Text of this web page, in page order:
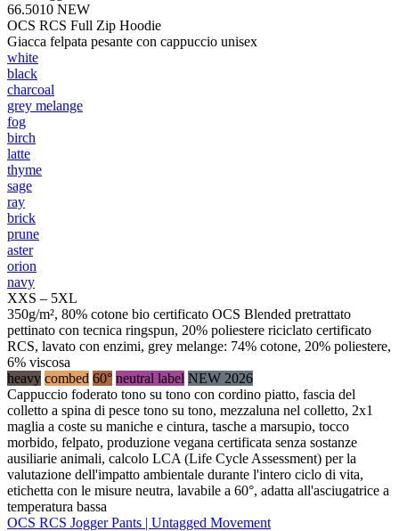
66.5010 NEW
OCS RCS Full Zip Hoodie
Giacca felpata pesante con cappuccio unisex
white
black
charcoal
grey melange
fog
birch
latte
thyme
sage
ray
brick
prune
aster
orion
navy
XXS – 5XL
350g/m², 80% cotone bio certificato OCS Blended pretrattato
pettinato con tecnica ringspun, 20% poliestere riciclato certificato
RCS, lavato con enzimi, grey melange: 74% cotone, 20% poliestere,
6% viscosa
heavy combed 60° neutral label NEW 2026
Cappuccio foderato tono su tono con cordino piatto, fascia del
colletto a spina di pesce tono su tono, mezzaluna nel colletto, 2x1
maglia a coste su maniche e cintura, tasche a marsupio, tocco
morbido, felpato, produzione vegana certificata senza sostanze
ausiliarie animali, calcolo LCA (Life Cycle Assessment) per la
valutazione dell'impatto ambientale durante l'intero ciclo di vita,
etichetta con le misure neutra, lavabile a 60°, adatta all'asciugatrice a
temperatura bassa
OCS RCS Jogger Pants | Untagged Movement